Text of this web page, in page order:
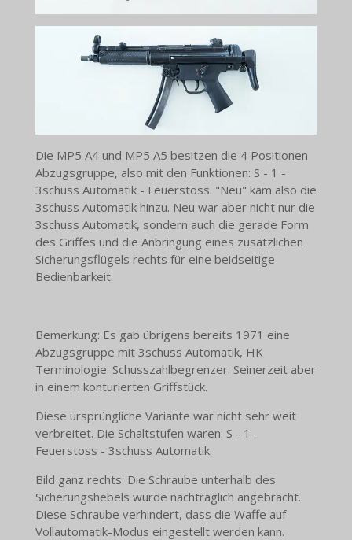
Die MP5 A4 und MP5 A5 besitzen die 4 Positionen
Abzugsgruppe, also mit den Funktionen: S - 1 -
3schuss Automatik - Feuerstoss. "Neu" kam also die
3schuss Automatik hinzu. Neu war aber nicht nur die
3schuss Automatik, sondern auch die gerade Form
des Griffes und die Anbringung eines zusätzlichen
Sicherungsflügels rechts für eine beidseitige
Bedienbarkeit.
Bemerkung: Es gab übrigens bereits 1971 eine
Abzugsgruppe mit 3schuss Automatik, HK
Terminologie: Schusszahlbegrenzer. Seinerzeit aber
in einem konturierten Griffstück.
Diese ursprüngliche Variante war nicht sehr weit
verbreitet. Die Schaltstufen waren: S - 1 -
Feuerstoss - 3schuss Automatik.
Bild ganz rechts: Die Schraube unterhalb des
Sicherungshebels wurde nachträglich angebracht.
Diese Schraube verhindert, dass die Waffe auf
Vollautomatik-Modus eingestellt werden kann.